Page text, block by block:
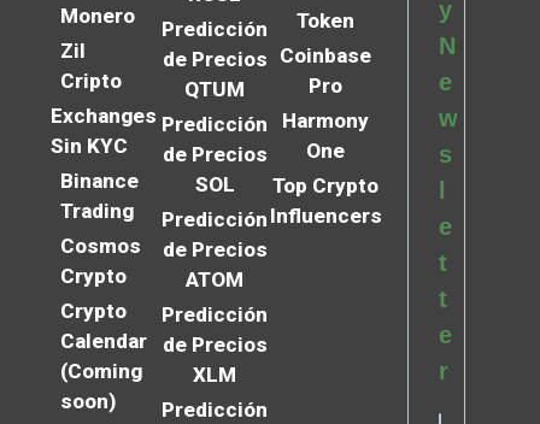
Monero
Zil
Cripto
Exchanges
Sin KYC
Binance
Trading
Cosmos
Crypto
Crypto
Calendar
(Coming
soon)
Predicción
de Precios
QTUM
Predicción
de Precios
SOL
Predicción
de Precios
ATOM
Predicción
de Precios
XLM
Predicción
Token
Coinbase
Pro
Harmony
One
Top Crypto
Influencers
y
N
e
w
s
e
t
t
e
r